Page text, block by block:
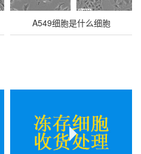
A549细胞是什么细胞